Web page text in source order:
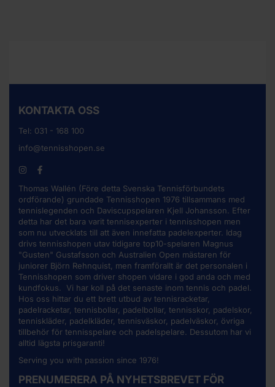
KONTAKTA OSS
Tel: 031 - 168 100
info@tennisshopen.se
Thomas Wallén (Före detta Svenska Tennisförbundets
ordförande) grundade Tennisshopen 1976 tillsammans med
tennislegenden och Daviscupspelaren Kjell Johansson. Efter
detta har det bara varit tennisexperter i tennisshopen men
som nu utvecklats till att även innefatta padelexperter. Idag
drivs tennisshopen utav tidigare top10-spelaren Magnus
"Gusten" Gustafsson och Australien Open mästaren för
juniorer Björn Rehnquist, men framförallt är det personalen i
Tennisshopen som driver shopen vidare i god anda och med
kundfokus. Vi har koll på det senaste inom tennis och padel.
Hos oss hittar du ett brett utbud av tennisracketar,
padelracketar, tennisbollar, padelbollar, tennisskor, padelskor,
tenniskläder, padelkläder, tennisväskor, padelväskor, övriga
tillbehör för tennisspelare och padelspelare. Dessutom har vi
alltid lägsta prisgaranti!
Serving you with passion since 1976!
PRENUMERERA PÅ NYHETSBREVET FÖR